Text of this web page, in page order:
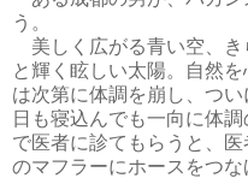
う。
美しく広がる青い空、き
と輝く眩しい太陽。自然
は次第に体調を崩し、つ
日も寝込んでも一向に体
で医者に診てもらうと、
のマフラーにホースをつ